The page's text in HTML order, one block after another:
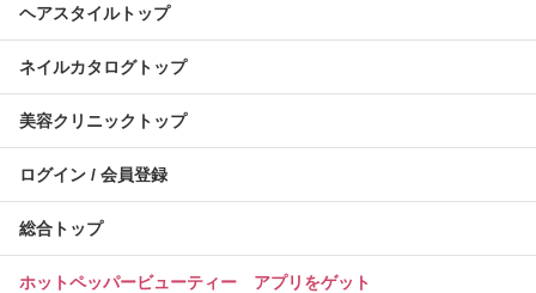
ヘアスタイルトップ
ネイルカタログトップ
美容クリニックトップ
ログイン / 会員登録
総合トップ
ホットペッパービューティー アプリをゲット